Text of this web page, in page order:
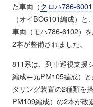
た車両（クロハ786-6001
（オイBO6101編成）
車両（モハ786-6102）
2本が整備されました。
811系は、列車巡視支援
編成←元PM105編成）と
タリング装置の2種類を
PM109編成）の2本が改